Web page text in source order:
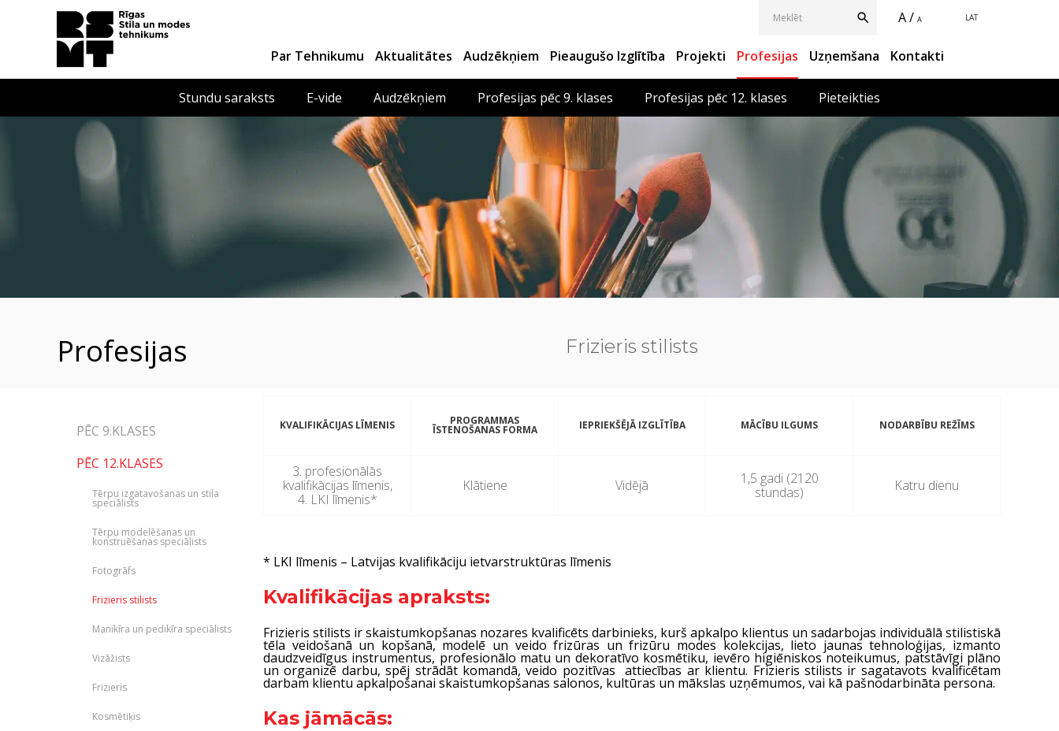
LAT
A / A
Par Tehnikumu Aktualitātes Audzēkņiem Pieaugušo Izglītība Projekti Profesijas Uzņemšana Kontakti
Stundu saraksts E-vide Audzēkņiem Profesijas pēc 9. klases Profesijas pēc 12. klases Pieteikties
Profesijas
PĒC 9.KLASES
PĒC 12.KLASES
Tērpu izgatavošanas un stila
speciālists
Tērpu modelēšanas un
konstruēšanas speciālists
Fotogrāfs
Frizieris stilists
Manikīra un pedikīra speciālists
Vizāžists
Frizieris
Kosmētiķis
Frizieris stilists
KVALIFIKĀCIJAS LĪMENIS PROGRAMMAS
ĪSTENOŠANAS FORMA IEPRIEKŠĒJĀ IZGLĪTĪBA MĀCĪBU ILGUMS NODARBĪBU REŽĪMS
3. profesionālās
kvalifikācijas līmenis,
4. LKI līmenis*
Klātiene Vidējā
1,5 gadi (2120
stundas)
Katru dienu
* LKI līmenis – Latvijas kvalifikāciju ietvarstruktūras līmenis
Kvalifikācijas apraksts:
Frizieris stilists ir skaistumkopšanas nozares kvalificēts darbinieks, kurš apkalpo klientus un sadarbojas individuālā stilistiskā
tēla veidošanā un kopšanā, modelē un veido frizūras un frizūru modes kolekcijas, lieto jaunas tehnoloģijas, izmanto
daudzveidīgus instrumentus, profesionālo matu un dekoratīvo kosmētiku, ievēro higiēniskos noteikumus, patstāvīgi plāno
un organizē darbu, spēj strādāt komandā, veido pozitīvas attiecības ar klientu. Frizieris stilists ir sagatavots kvalificētam
darbam klientu apkalpošanai skaistumkopšanas salonos, kultūras un mākslas uzņēmumos, vai kā pašnodarbināta persona.
Kas jāmācās: